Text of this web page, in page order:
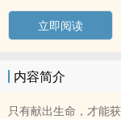
立即阅读
内容简介
只有献出生命，才能获